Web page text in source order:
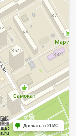
Доехать с 2ГИС